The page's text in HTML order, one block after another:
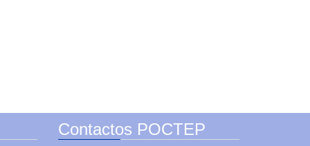
Contactos POCTEP